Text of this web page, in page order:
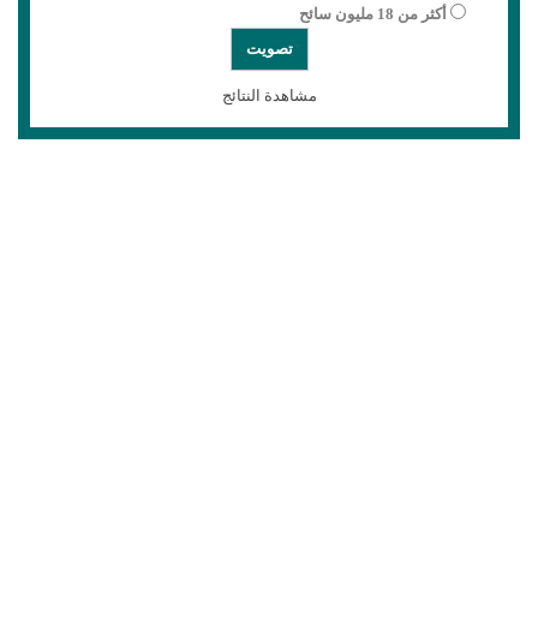
أكثر من 18 مليون سائح
مشاهدة النتائج